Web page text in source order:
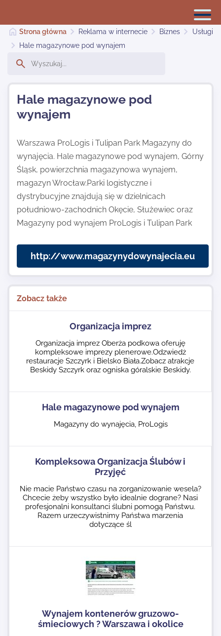
Dodaj stronę
Najnowsze
Kontakt
Strona główna Reklama w internecie Biznes
Usługi
Hale magazynowe pod wynajem
Hale magazynowe pod
wynajem
Warszawa ProLogis i Tulipan Park Magazyny do
wynajęcia. Hale magazynowe pod wynajem, Górny
Śląsk, powierzchnia magazynowa wynajem,
magazyn Wrocław.Parki logistyczne i
dystrybucyjne znajdują się w dzielnicach
południowo-zachodnich Okęcie, Służewiec oraz
Magazyny pod wynajem ProLogis i Tulipan Park
http://www.magazynydowynajecia.eu
Zobacz także
Organizacja imprez
Organizacja imprez Oberża podkowa oferuję
kompleksowe imprezy plenerowe.Odzwiedż
restauracje Szczyrk i Bielsko Biała.Zobacz atrakcje
Beskidy Szczyrk oraz ogniska góralskie Beskidy.
Hale magazynowe pod wynajem
Magazyny do wynajęcia, ProLogis
Kompleksowa Organizacja Ślubów i
Przyjęć
Nie macie Państwo czasu na zorganizowanie wesela?
Chcecie żeby wszystko było idealnie dograne? Nasi
profesjonalni konsultanci ślubni pomogą Państwu.
Razem urzeczywistnimy Państwa marzenia
dotyczące śl
Wynajem kontenerów gruzowo-
śmieciowych ? Warszawa i okolice